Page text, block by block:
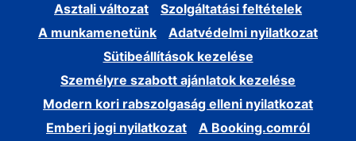
Asztali változat
Szolgáltatási feltételek
A munkamenetünk
Adatvédelmi nyilatkozat
Sütibeállítások kezelése
Személyre szabott ajánlatok kezelése
Modern kori rabszolgaság elleni nyilatkozat
Emberi jogi nyilatkozat
A Booking.comról